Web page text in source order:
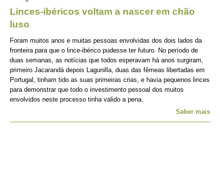
Linces-ibéricos voltam a nascer em chão
luso
Foram muitos anos e muitas pessoas envolvidas dos dois lados da
fronteira para que o lince-ibérico pudesse ter futuro. No período de
duas semanas, as notícias que todos esperavam há anos surgiram,
primeiro Jacarandá depois Lagunilla, duas das fêmeas libertadas em
Portugal, tinham tido as suas primeiras crias, e havia pequenos linces
para demonstrar que todo o investimento pessoal dos muitos
envolvidos neste processo tinha valido a pena.
Saber mais